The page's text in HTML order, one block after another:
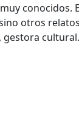
conocidos.
otros
gestora cultural.